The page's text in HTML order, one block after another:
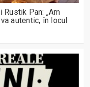
Pan: „Am
autentic, în locul